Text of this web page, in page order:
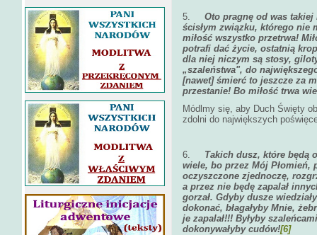
5. Oto pragnę od was
ścisłym związku, którego nie
miłość wszystko przetrwa!
potrafi dać życie, ostatnią
dla niej niczym są stosy,
„szaleństwa", do
[nawet] śmierć to jeszcze za
przestanie! Bo miłość trwa
Módlmy się, aby Duch Święty
zdolni do największych
6. Takich dusz, które będą
wiele, bo przez Mój Płomień,
oczyszczone zjednoczę,
a przez nie będę zapalał
gorzał. Gdyby dusze
dokonać, błagałyby Mnie,
je zapalał!!! Byłyby
dokonywałyby cudów![6]